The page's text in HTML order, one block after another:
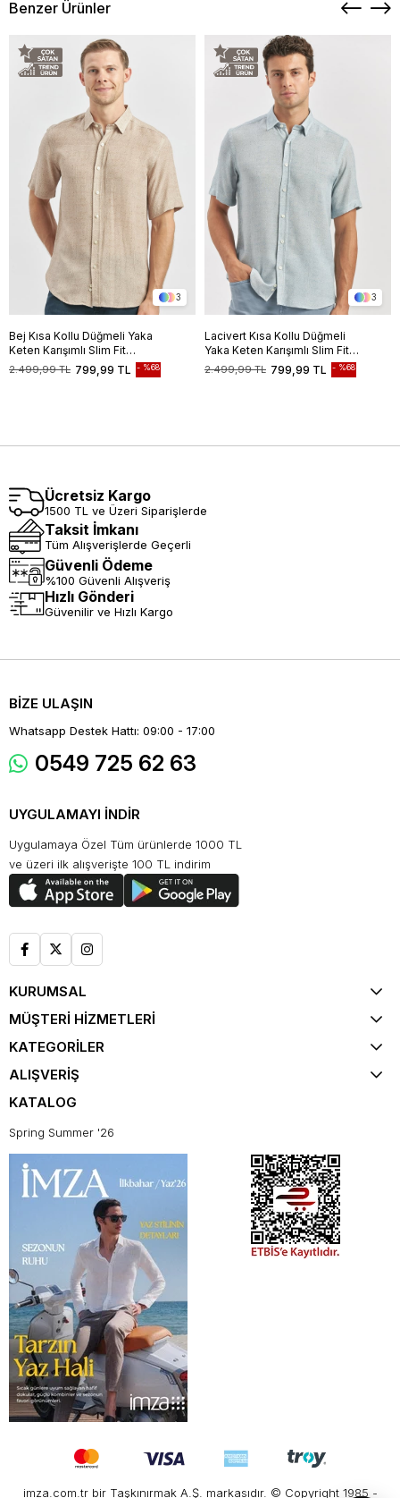
Benzer Ürünler
3
Bej Kısa Kollu Düğmeli Yaka
Keten Karışımlı Slim Fit
Gömlek 1004240242
799,99 TL
2.499,99 TL %68
3
Lacivert Kısa Kollu Düğmeli
Yaka Keten Karışımlı Slim Fit
Gömlek 1004240242
799,99 TL
2.499,99 TL %68
Ücretsiz Kargo
1500 TL ve Üzeri Siparişlerde
Taksit İmkanı
Tüm Alışverişlerde Geçerli
Güvenli Ödeme
%100 Güvenli Alışveriş
Hızlı Gönderi
Güvenilir ve Hızlı Kargo
BİZE ULAŞIN
Whatsapp Destek Hattı: 09:00 - 17:00
0549 725 62 63
UYGULAMAYI İNDİR
Uygulamaya Özel Tüm ürünlerde 1000 TL
ve üzeri ilk alışverişte 100 TL indirim
KURUMSAL
MÜŞTERİ HİZMETLERİ
KATEGORİLER
ALIŞVERİŞ
KATALOG
Spring Summer '26
imza.com.tr bir Taşkınırmak A.Ş. markasıdır. © Copyright 1985 -